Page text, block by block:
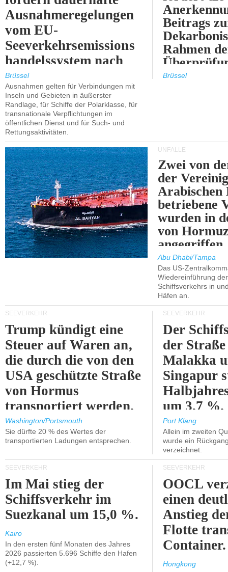
Ausnahmeregelungen
vom EU-
Seeverkehrsemissions
handelssystem nach
2030.
Brüssel
Ausnahmen gelten für Verbindungen mit
Inseln und Gebieten in äußerster
Randlage, für Schiffe der Polarklasse, für
transnationale Verpflichtungen im
öffentlichen Dienst und für Such- und
Rettungsaktivitäten.
Beitrags
Rahmen
ETS.
Brüssel
UNFÄLLE
Zwei von
der
Arabischen
betriebene
wurden in
von
angegriffen.
Abu Dhabi/Tampa
Das US-
Wiedereinführung
Schiffsverkehrs in
Häfen an.
SEEVERKEHR
Trump kündigt eine
Steuer auf Waren an,
die durch die von den
USA geschützte Straße
von Hormus
transportiert werden.
Washington/Portsmouth
Sie dürfte 20 % des Wertes der
transportierten Ladungen entsprechen.
SEEVERKEHR
Der
der
Malakka
Singapur
um 3,7 %.
Port Klang
Allein im zweiten
wurde ein
verzeichnet.
SEEVERKEHR
Im Mai stieg der
Schiffsverkehr im
Suezkanal um 15,0 %.
Kairo
In den ersten fünf Monaten des Jahres
2026 passierten 5.696 Schiffe den Hafen
(+12,7 %).
SEEVERKEHR
OOCL
einen
Anstieg
Flotte
Container.
Hongkong